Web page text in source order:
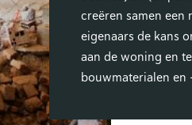
creëren samen een
eigenaars de kans
aan de woning en
bouwmaterialen en